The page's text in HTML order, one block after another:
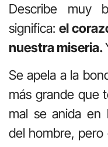
Describe muy
significa: el
nuestra miseria.
Se apela a la
más grande que
mal se anida en
del hombre,